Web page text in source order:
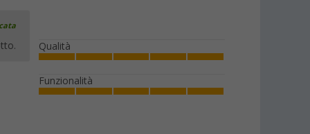
Qualità
Funzionalità